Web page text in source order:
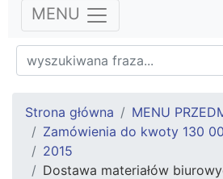
MENU
Strona główna
MENU
Zamówienia do kwoty 130
2015
Dostawa materiałów